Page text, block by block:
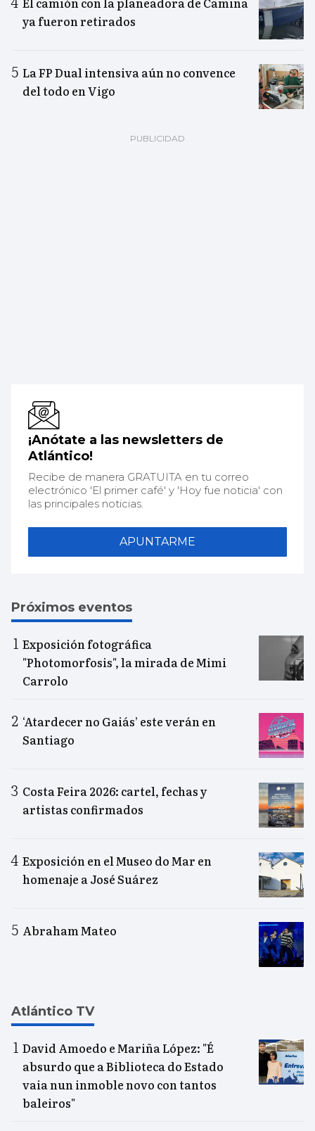
ya fueron retirados
La FP Dual intensiva aún no convence
del todo en Vigo
¡Anótate a las newsletters de
Atlántico!
Recibe de manera GRATUITA en tu correo
electrónico 'El primer café' y 'Hoy fue noticia' con
las principales noticias.
APUNTARME
Próximos eventos
Exposición fotográfica
"Photomorfosis", la mirada de Mimi
Carrolo
‘Atardecer no Gaiás’ este verán en
Santiago
Costa Feira 2026: cartel, fechas y
artistas confirmados
Exposición en el Museo do Mar en
homenaje a José Suárez
Abraham Mateo
Atlántico TV
David Amoedo e Mariña López: "É
absurdo que a Biblioteca do Estado
vaia nun inmoble novo con tantos
baleiros"